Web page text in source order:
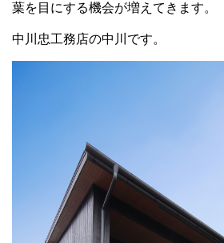
葉を目にする機会が増えてきます。
中川忠工務店の中川です。